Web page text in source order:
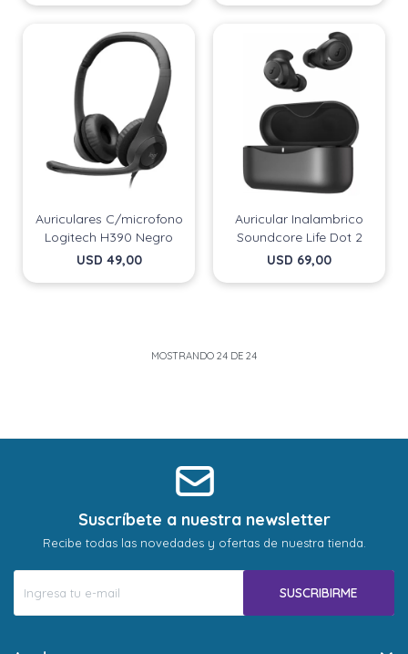
Auriculares C/microfono
Logitech H390 Negro
USD 49,00
Auricular Inalambrico
Soundcore Life Dot 2
USD 69,00
MOSTRANDO 24 DE 24
Suscríbete a nuestra newsletter
Recibe todas las novedades y ofertas de nuestra tienda.
SUSCRIBIRME